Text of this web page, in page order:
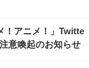
！アニメ！」Twitte
意喚起のお知らせ